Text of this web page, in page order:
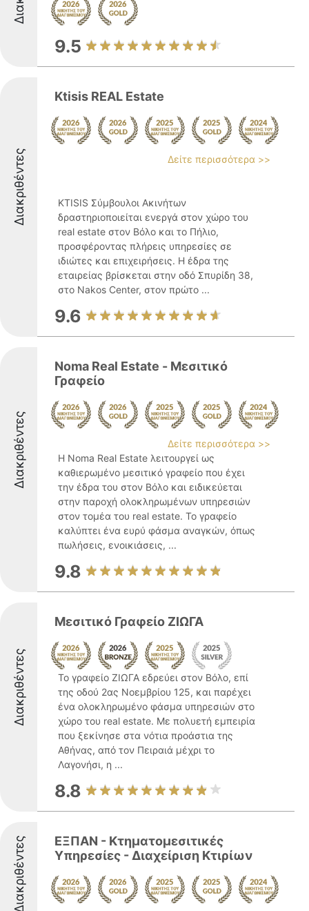
9.5
Διακριθέντες
Ktisis REAL Estate
Δείτε περισσότερα >>
KTISIS Σύμβουλοι Ακινήτων
δραστηριοποιείται ενεργά στον χώρο του
real estate στον Βόλο και το Πήλιο,
προσφέροντας πλήρεις υπηρεσίες σε
ιδιώτες και επιχειρήσεις. Η έδρα της
εταιρείας βρίσκεται στην οδό Σπυρίδη 38,
στο Nakos Center, στον πρώτο ...
9.6
Διακριθέντες
Noma Real Estate - Μεσιτικό
Γραφείο
Δείτε περισσότερα >>
Η Noma Real Estate λειτουργεί ως
καθιερωμένο μεσιτικό γραφείο που έχει
την έδρα του στον Βόλο και ειδικεύεται
στην παροχή ολοκληρωμένων υπηρεσιών
στον τομέα του real estate. Το γραφείο
καλύπτει ένα ευρύ φάσμα αναγκών, όπως
πωλήσεις, ενοικιάσεις, ...
9.8
Διακριθέντες
Μεσιτικό Γραφείο ΖΙΩΓΑ
Το γραφείο ΖΙΩΓΑ εδρεύει στον Βόλο, επί
της οδού 2ας Νοεμβρίου 125, και παρέχει
ένα ολοκληρωμένο φάσμα υπηρεσιών στο
χώρο του real estate. Με πολυετή εμπειρία
που ξεκίνησε στα νότια προάστια της
Αθήνας, από τον Πειραιά μέχρι το
Λαγονήσι, η ...
8.8
Διακριθέντες
ΕΞΠΑΝ - Κτηματομεσιτικές
Υπηρεσίες - Διαχείριση Κτιρίων